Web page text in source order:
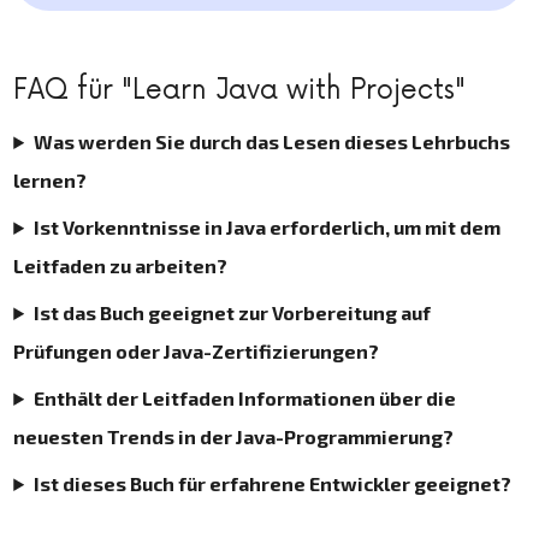
FAQ für "Learn Java with Projects"
Was werden Sie durch das Lesen dieses Lehrbuchs
lernen?
Ist Vorkenntnisse in Java erforderlich, um mit dem
Leitfaden zu arbeiten?
Ist das Buch geeignet zur Vorbereitung auf
Prüfungen oder Java-Zertifizierungen?
Enthält der Leitfaden Informationen über die
neuesten Trends in der Java-Programmierung?
Ist dieses Buch für erfahrene Entwickler geeignet?